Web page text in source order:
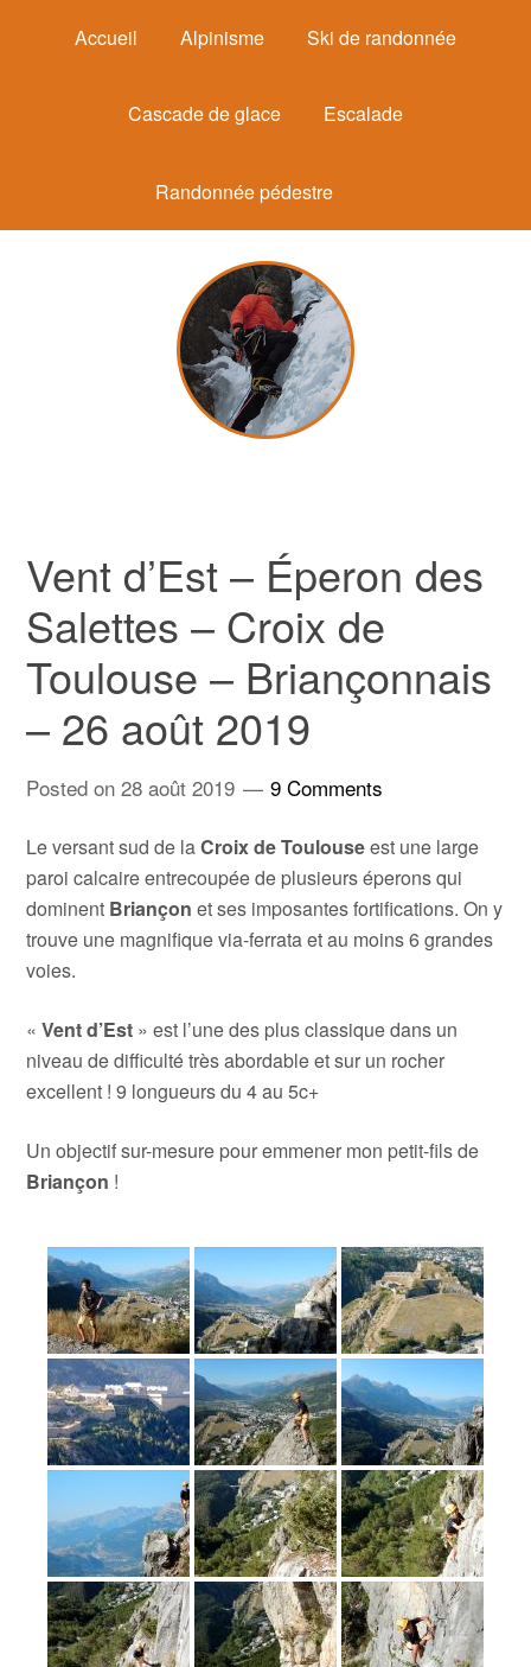
Accueil Alpinisme Ski de randonnée
Cascade de glace Escalade
Randonnée pédestre
Vent d’Est – Éperon des
Salettes – Croix de
Toulouse – Briançonnais
– 26 août 2019
Posted on28 août 2019 9 Comments
Le versant sud de laCroix de Toulouseest une large
paroi calcaire entrecoupée de plusieurs éperons qui
dominent Briançon et ses imposantes fortifications. On y
trouve une magnifique via-ferrata et au moins 6 grandes
voies.
«Vent d’Est » est l’une des plus classique dans un
niveau de difficulté très abordable et sur un rocher
excellent ! 9 longueurs du 4 au 5c+
Un objectif sur-mesure pour emmener mon petit-fils de
Briançon !